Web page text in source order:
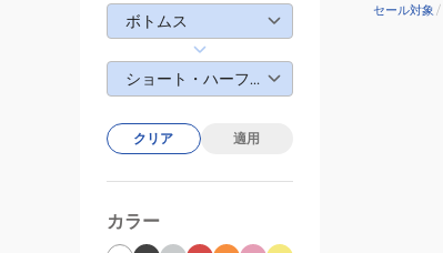
セール対象 /
ボトムス
ショート・ハーフパンツ
クリア 適用
カラー